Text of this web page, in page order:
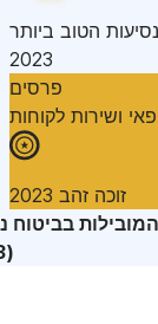
הטוב ביותר
2023
פרסים
ושירות לקוחות
זוכה זהב 2023
בביטוח
(2023)